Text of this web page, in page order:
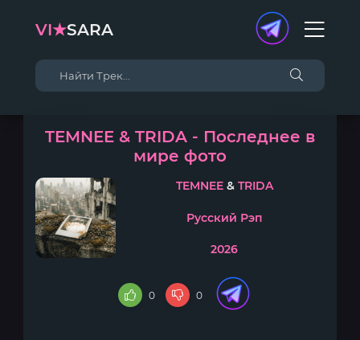
VI★SARA
TEMNEE & TRIDA - Последнее в
мире фото
TEMNEE& TRIDA
Русский Рэп
2026
0 0